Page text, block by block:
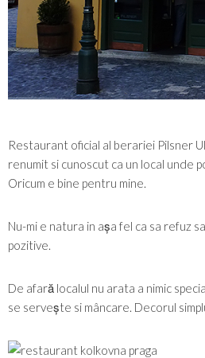
Restaurant oficial al berariei Pilsner
renumit si cunoscut ca un local unde
Oricum e bine pentru mine.
Nu-mi e natura in așa fel ca sa refuz
pozitive.
De afară localul nu arata a nimic
se servește si mâncare. Decorul